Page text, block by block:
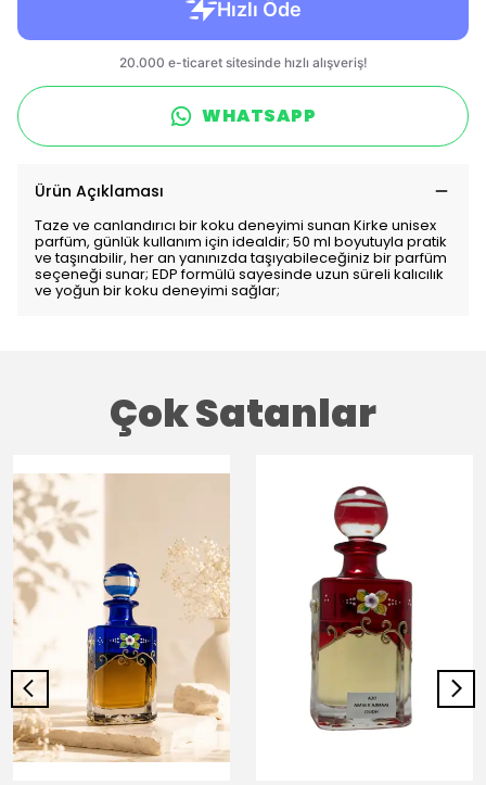
WHATSAPP
Ürün Açıklaması
Taze ve canlandırıcı bir koku deneyimi sunan Kirke unisex
parfüm, günlük kullanım için idealdir; 50 ml boyutuyla pratik
ve taşınabilir, her an yanınızda taşıyabileceğiniz bir parfüm
seçeneği sunar; EDP formülü sayesinde uzun süreli kalıcılık
ve yoğun bir koku deneyimi sağlar;
Çok Satanlar